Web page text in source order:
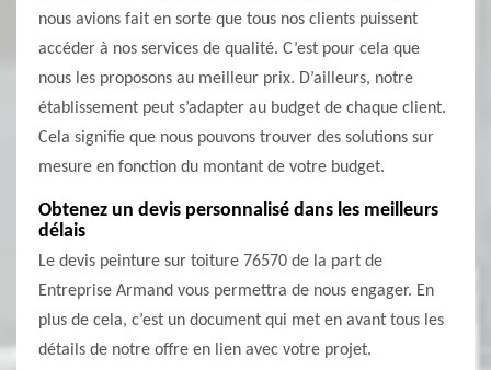
nous avions fait en sorte que tous nos clients puissent
accéder à nos services de qualité. C’est pour cela que
nous les proposons au meilleur prix. D’ailleurs, notre
établissement peut s’adapter au budget de chaque client.
Cela signifie que nous pouvons trouver des solutions sur
mesure en fonction du montant de votre budget.
Obtenez un devis personnalisé dans les meilleurs
délais
Le devis peinture sur toiture 76570 de la part de
Entreprise Armand vous permettra de nous engager. En
plus de cela, c’est un document qui met en avant tous les
détails de notre offre en lien avec votre projet.